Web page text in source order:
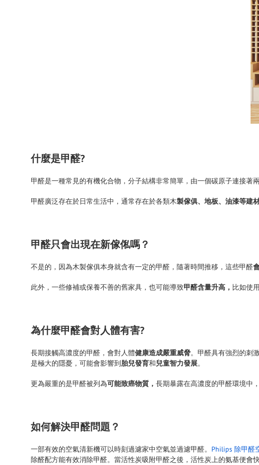
什麼是甲醛?
甲醛是一種常見的有機化合物，分子結構非常簡單，由一個碳原子連接著
甲醛廣泛存在於日常生活中，通常存在於各類木製傢俱、地板、油漆等建
甲醛只會出現在新傢俬嗎？
不是的，因為木製傢俱本身就含有一定的甲醛，隨著時間推移，這些甲醛
此外，一些修補或保養不善的舊家具，也可能導致甲醛含量升高， 比如使
為什麼甲醛會對人體有害?
長期接觸高濃度的甲醛，會對人體健康造成嚴重威脅。甲醛具有強烈的刺
是極大的隱憂，可能會影響到 胎兒發育和兒童智力發展。
更為嚴重的是甲醛被列為可能致癌物質， 長期暴露在高濃度的甲醛環境中，
如何解決甲醛問題？
一部有效的空氣清新機可以時刻過濾家中空氣並過濾甲醛。 Philips 除甲醛
除醛配方能有效消除甲醛。當活性炭吸附甲醛之後，活性炭上的氨基便